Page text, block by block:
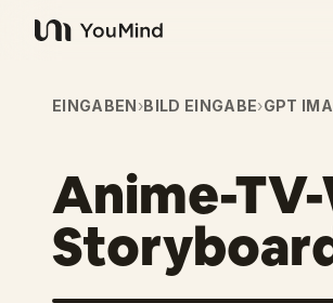
YouMind
EINGABEN›BILD EINGABE›GPT
Anime-